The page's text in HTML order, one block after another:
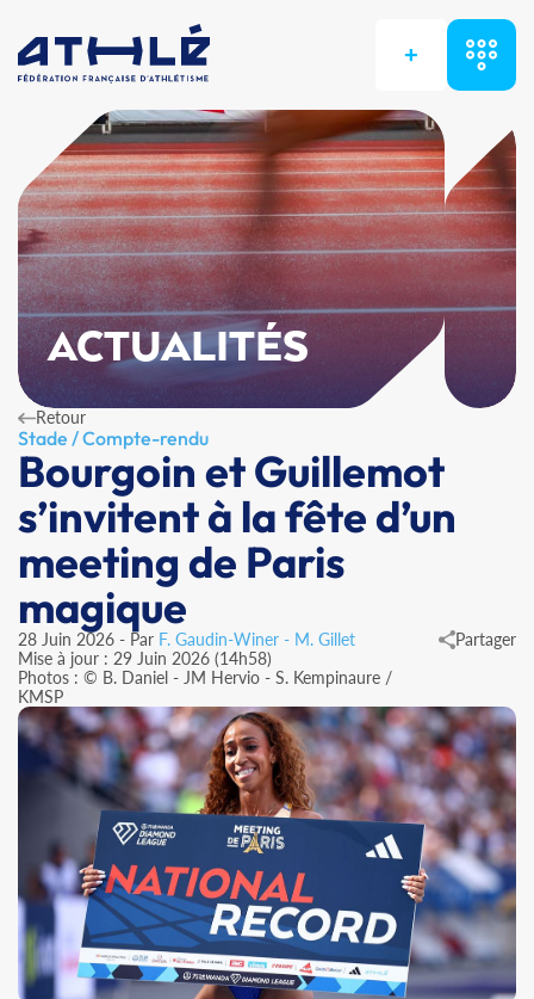
+
ACTUALITÉS
Retour
Stade / Compte-rendu
Bourgoin et Guillemot
s’invitent à la fête d’un
meeting de Paris
magique
28 Juin 2026 - Par F. Gaudin-Winer - M. Gillet
Mise à jour : 29 Juin 2026 (14h58)
Photos : © B. Daniel - JM Hervio - S. Kempinaure /
KMSP
Partager